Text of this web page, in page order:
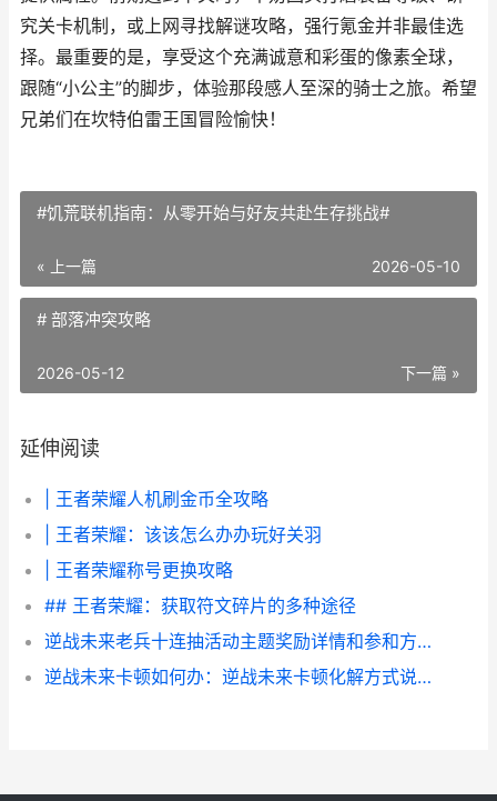
究关卡机制，或上网寻找解谜攻略，强行氪金并非最佳选
择。最重要的是，享受这个充满诚意和彩蛋的像素全球，
跟随“小公主”的脚步，体验那段感人至深的骑士之旅。希望
兄弟们在坎特伯雷王国冒险愉快！
#饥荒联机指南：从零开始与好友共赴生存挑战#
« 上一篇 2026-05-10
# 部落冲突攻略
下一篇 »
2026-05-12
延伸阅读
| 王者荣耀人机刷金币全攻略
| 王者荣耀：该该怎么办办玩好关羽
| 王者荣耀称号更换攻略
## 王者荣耀：获取符文碎片的多种途径
逆战未来老兵十连抽活动主题奖励详情和参和方式 逆战老兵回归2021
逆战未来卡顿如何办：逆战未来卡顿化解方式说明 逆战未来角色包